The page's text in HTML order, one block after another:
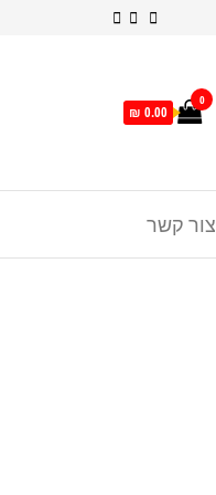
0
0.00 ₪
צור קשר